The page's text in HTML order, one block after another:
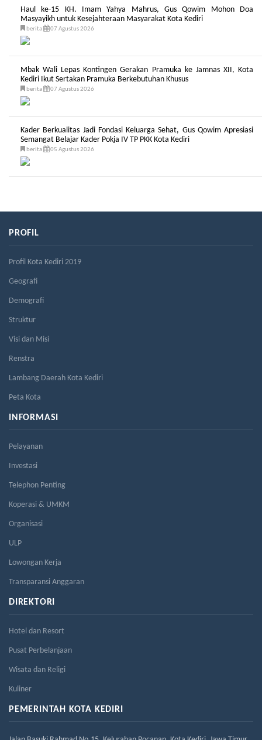
Haul ke-15 KH. Imam Yahya Mahrus, Gus Qowim Mohon Doa
Masyayikh untuk Kesejahteraan Masyarakat Kota Kediri
berita 07 Agustus 2026
Mbak Wali Lepas Kontingen Gerakan Pramuka ke Jamnas XII, Kota
Kediri Ikut Sertakan Pramuka Berkebutuhan Khusus
berita 07 Agustus 2026
Kader Berkualitas Jadi Fondasi Keluarga Sehat, Gus Qowim Apresiasi
Semangat Belajar Kader Pokja IV TP PKK Kota Kediri
berita 05 Agustus 2026
PROFIL
Profil Kota Kediri 2019
Geografi
Demografi
Struktur
Visi dan Misi
Renstra
Lambang Daerah Kota Kediri
Peta Kota
INFORMASI
Pelayanan
Investasi
Telephon Penting
Koperasi & UMKM
Organisasi
ULP
Lowongan Kerja
Transparansi Anggaran
DIREKTORI
Hotel dan Resort
Pusat Perbelanjaan
Wisata dan Religi
Kuliner
PEMERINTAH KOTA KEDIRI